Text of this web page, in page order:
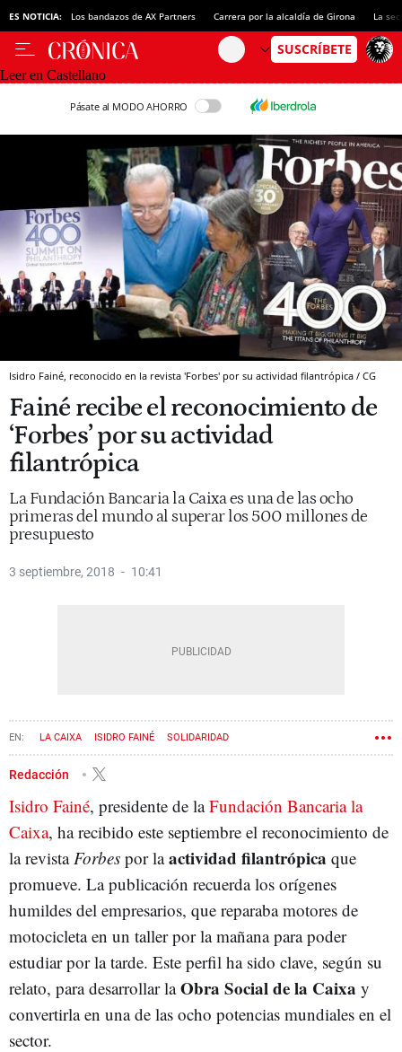
ES NOTICIA: Los bandazos de AX Partners Carrera por la alcaldía de Girona La
Leer en Castellano
Pásate al MODO AHORRO
Isidro Fainé, reconocido en la revista 'Forbes' por su actividad filantrópica / CG
Fainé recibe el reconocimiento de
‘Forbes’ por su actividad
filantrópica
La Fundación Bancaria la Caixa es una de las ocho
primeras del mundo al superar los 500 millones de
presupuesto
3 septiembre, 2018 10:41
LA CAIXA ISIDRO FAINÉ SOLIDARIDAD
Redacción
Isidro Fainé, presidente de laFundación Bancaria la
Caixa, ha recibido este septiembre el reconocimiento de
la revistaForbes por laactividad filantrópica que
promueve. La publicación recuerda los orígenes
humildes del empresarios, que reparaba motores de
motocicleta en un taller por la mañana para poder
estudiar por la tarde. Este perfil ha sido clave, según su
relato, para desarrollar laObra Social de la Caixa y
convertirla en una de las ocho potencias mundiales en el
sector.